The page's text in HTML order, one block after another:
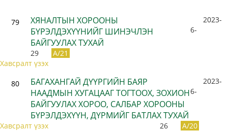
79
ХЯНАЛТЫН ХОРООНЫ
БҮРЭЛДЭХҮҮНИЙГ ШИНЭЧЛЭН
БАЙГУУЛАХ ТУХАЙ
2023-
6-
29
A/21
Хавсралт үзэх
80
БАГАХАНГАЙ ДҮҮРГИЙН БАЯР
НААДМЫН ХУГАЦААГ ТОГТООХ, ЗОХИОН
БАЙГУУЛАХ ХОРОО, САЛБАР ХОРООНЫ
БҮРЭЛДЭХҮҮН, ДҮРМИЙГ БАТЛАХ ТУХАЙ
2023-
6-
26 A/20
Хавсралт үзэх